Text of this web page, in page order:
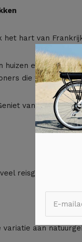
het hart van
huizen en
die trots zijn op
van een kop
reisgidsen
aan